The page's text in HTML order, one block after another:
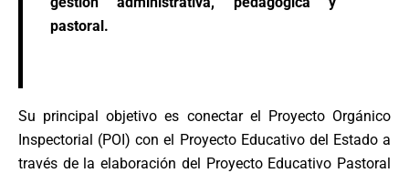
pastoral.
Su principal objetivo es conectar el Proyecto Orgánico
Inspectorial (POI) con el Proyecto Educativo del Estado a
través de la elaboración del Proyecto Educativo Pastoral